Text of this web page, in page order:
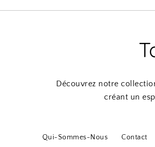
Découvrez notre
créant un
Qui-Sommes-Nous Contact